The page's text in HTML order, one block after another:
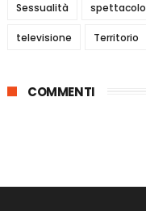
Sessualità spettacolo
televisione Territorio
COMMENTI